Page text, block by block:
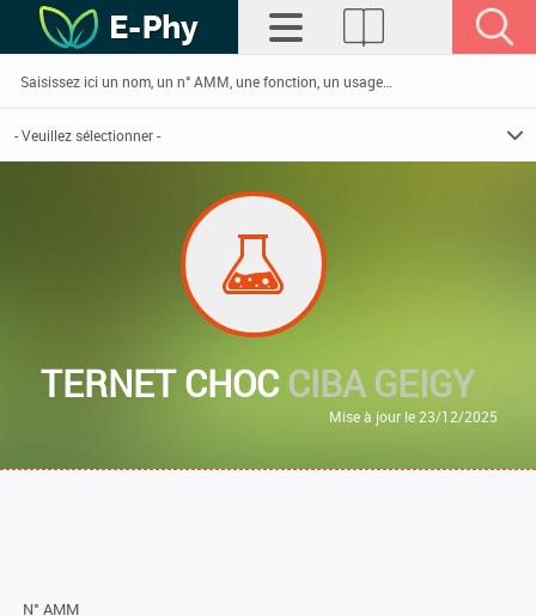
TERNET CHOCCIBA GEIGY
Mise à jour le 23/12/2025
N° AMM